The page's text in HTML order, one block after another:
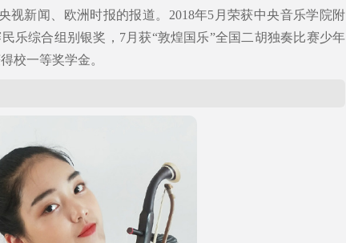
视新闻、欧洲时报的报道。2018年5月荣获中央音乐学院附
乐综合组别银奖，7月获“敦煌国乐”全国二胡独奏比赛少年
校一等奖学金。